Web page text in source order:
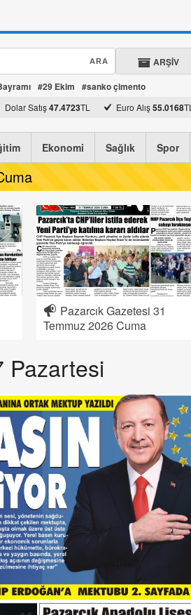
ARŞİV
#29 Ekim #sanko çimento
Dolar Satış47.4723TL Euro Alış55.0168TL
Ekonomi Sağlık Spor
Pazarcık Gazetesi 31
Temmuz 2026 Cuma
Pazartesi